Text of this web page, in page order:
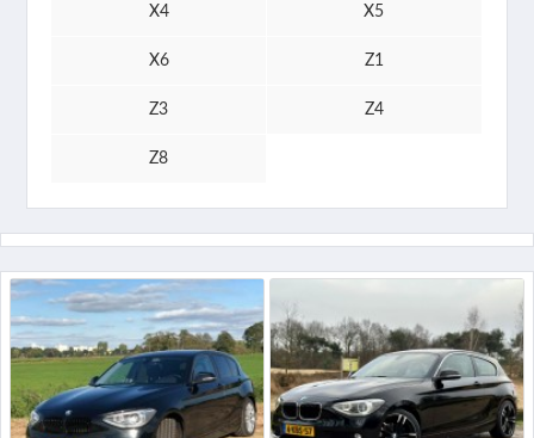
X4 X5
X6 Z1
Z3 Z4
Z8